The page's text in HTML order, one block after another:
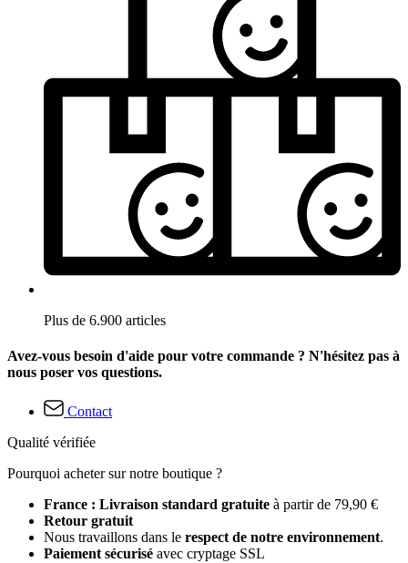
Plus de 6.900 articles
Avez-vous besoin d'aide pour votre commande ? N'hésitez pas à
nous poser vos questions.
Contact
Qualité vérifiée
Pourquoi acheter sur notre boutique ?
France : Livraison standard gratuite à partir de 79,90 €
Retour gratuit
Nous travaillons dans le respect de notre environnement.
Paiement sécurisé avec cryptage SSL